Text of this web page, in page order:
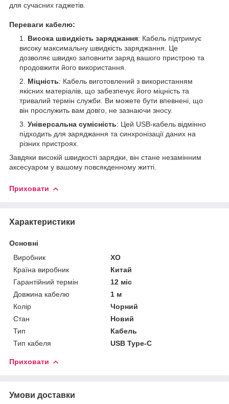
для сучасних гаджетів.
Переваги кабелю:
Висока швидкість заряджання: Кабель підтримує
високу максимальну швидкість заряджання. Це
дозволяє швидко заповнити заряд вашого пристрою та
продовжити його використання.
Міцність: Кабель виготовлений з використанням
якісних матеріалів, що забезпечує його міцність та
тривалий термін служби. Ви можете бути впевнені, що
він прослужить вам довго, не зазнаючи зносу.
Універсальна сумісність: Цей USB-кабель відмінно
підходить для заряджання та синхронізації даних на
різних пристроях.
Завдяки високій швидкості зарядки, він стане незамінним
аксесуаром у вашому повсякденному житті.
Приховати
Характеристики
Основні
Виробник
XO
Країна виробник
Китай
Гарантійний термін
12 міс
Довжина кабелю
1 м
Колір
Чорний
Стан
Новий
Тип
Кабель
Тип кабеля
USB Type-C
Приховати
Умови доставки